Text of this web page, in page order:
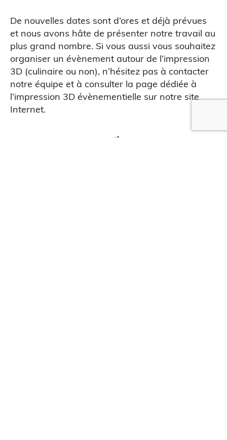
De nouvelles dates sont d’ores et déjà prévues
et nous avons hâte de présenter notre travail au
plus grand nombre. Si vous aussi vous souhaitez
organiser un évènement autour de l’impression
3D (culinaire ou non), n’hésitez pas à contacter
notre équipe et à consulter la page dédiée à
l’impression 3D évènementielle sur notre site
Internet.